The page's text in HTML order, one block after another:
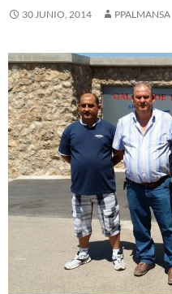
30 JUNIO, 2014 PPALMANSA